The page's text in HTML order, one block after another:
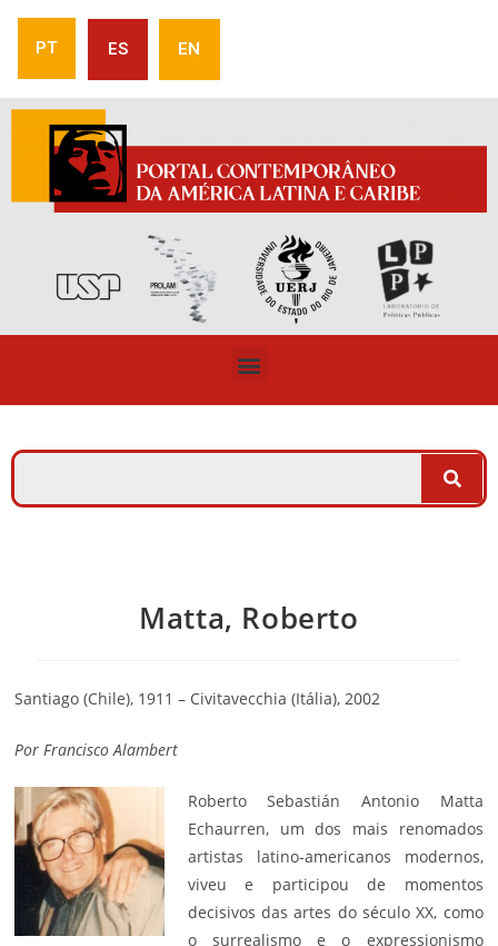
PT ES EN
Matta, Roberto
Santiago (Chile), 1911 – Civitavecchia (Itália), 2002
PorFrancisco Alambert
Roberto Sebastián Antonio Matta
Echaurren, um dos mais renomados
artistas latino-americanos modernos,
viveu e participou de momentos
decisivos das artes do século XX, como
o surrealismo e o expressionismo